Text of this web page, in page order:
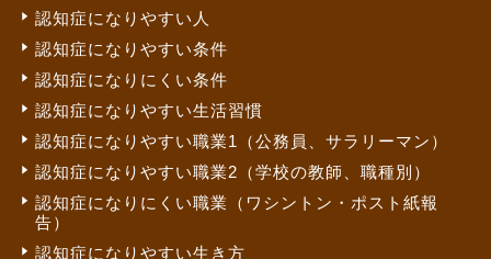
認知症になりやすい人
認知症になりやすい条件
認知症になりにくい条件
認知症になりやすい生活習慣
認知症になりやすい職業1（公務員、サラリーマン）
認知症になりやすい職業2（学校の教師、職種別）
認知症になりにくい職業（ワシントン・ポスト紙報
告）
認知症になりやすい生き方